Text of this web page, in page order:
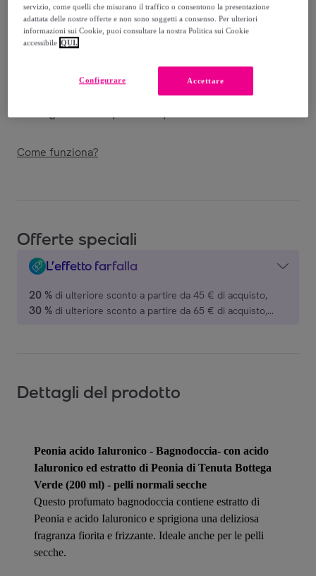
Consegna
Consegna da
Gratuita da 25 € di acquisto
Come funziona?
Offerte speciali
L’effetto farfalla
20 % di ulteriore sconto a partire da 45 € di acquisto,
30 % di ulteriore sconto a partire da 65 € di acquisto,
Dettagli del prodotto
Peonia acido Ialuronico - Bagnodoccia- con acido
Ialuronico ed estratto di Peonia di Tenuta Bottega
Verde (200 ml) - pelli normali secche
Questo profumato bagnodoccia contiene estratto di
Peonia e acido Ialuronico e sprigiona una deliziosa
fragranza fiorita e frizzante. Ideale anche per le pelli
secche.
servizio, come quelli che misurano il traffico o consentono la presentazione
adattata delle nostre offerte e non sono soggetti a consenso. Per ulteriori
informazioni sui Cookie, puoi consultare la nostra Politica sui Cookie
accessibile QUI.
Accettare
Configurare